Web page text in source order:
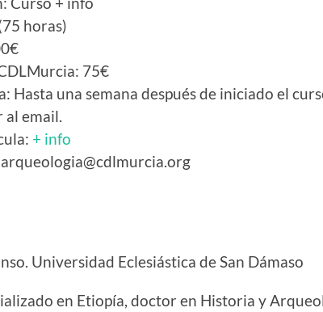
horas)
75€
Hasta una semana después de iniciado el
email.
+ info
Universidad Eclesiástica de San Dámaso
en Etiopía, doctor en Historia y